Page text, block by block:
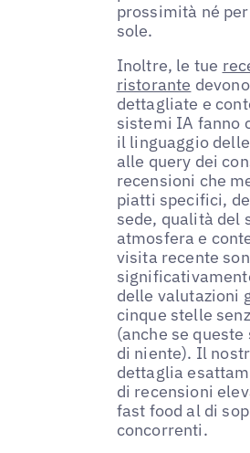
prossimità né
sole.
Inoltre, le tue
ristorante
dettagliate e
sistemi IA fanno
il linguaggio
alle query dei
recensioni che
piatti specifici,
sede, qualità del
atmosfera e
visita recente
delle valutazioni
cinque stelle
(anche se
di niente). Il
dettaglia
di recensioni
fast food al di
concorrenti.